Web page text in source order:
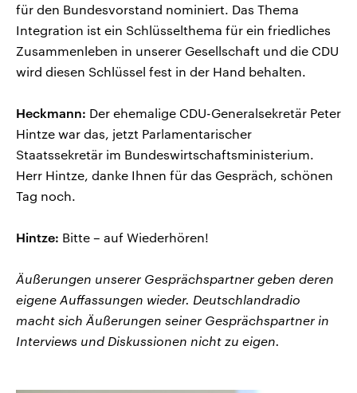
für den Bundesvorstand nominiert. Das Thema
Integration ist ein Schlüsselthema für ein friedliches
Zusammenleben in unserer Gesellschaft und die CDU
wird diesen Schlüssel fest in der Hand behalten.
Heckmann: Der ehemalige CDU-Generalsekretär Peter
Hintze war das, jetzt Parlamentarischer
Staatssekretär im Bundeswirtschaftsministerium.
Herr Hintze, danke Ihnen für das Gespräch, schönen
Tag noch.
Hintze: Bitte – auf Wiederhören!
Äußerungen unserer Gesprächspartner geben deren
eigene Auffassungen wieder. Deutschlandradio
macht sich Äußerungen seiner Gesprächspartner in
Interviews und Diskussionen nicht zu eigen.